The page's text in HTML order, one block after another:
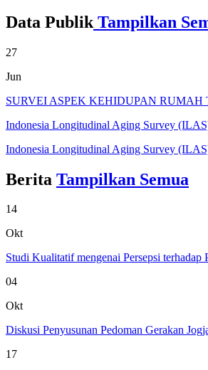
Data Publik Tampilkan
27
Jun
SURVEI ASPEK KEHIDUPAN
Indonesia Longitudinal Aging Survey
Indonesia Longitudinal Aging Survey
Berita Tampilkan Semua
14
Okt
Studi Kualitatif mengenai Persepsi
04
Okt
Diskusi Penyusunan Pedoman Gerakan
17